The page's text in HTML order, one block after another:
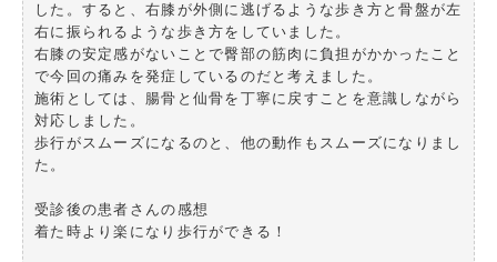
した。すると、右膝が外側に逃げるような歩き方と骨盤が左
右に振られるような歩き方をしていました。
右膝の安定感がないことで臀部の筋肉に負担がかかったこと
で今回の痛みを発症しているのだと考えました。
施術としては、腸骨と仙骨を丁寧に戻すことを意識しながら
対応しました。
歩行がスムーズになるのと、他の動作もスムーズになりまし
た。
受診後の患者さんの感想
着た時より楽になり歩行ができる！